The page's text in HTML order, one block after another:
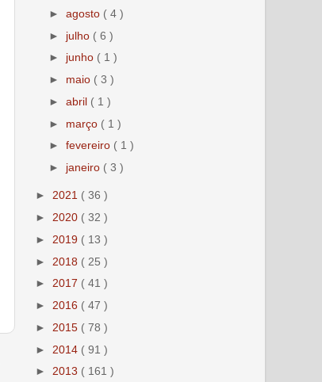
►agosto ( 4 )
► julho ( 6 )
► junho ( 1 )
► maio ( 3 )
►abril ( 1 )
► março ( 1 )
►fevereiro ( 1 )
► janeiro ( 3 )
► 2021 ( 36 )
► 2020 ( 32 )
► 2019 ( 13 )
► 2018 ( 25 )
► 2017 ( 41 )
► 2016 ( 47 )
► 2015 ( 78 )
► 2014 ( 91 )
► 2013 ( 161 )